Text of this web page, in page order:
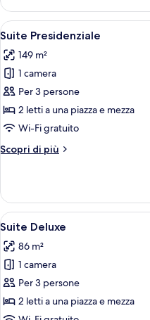
Deluxe
Apri
tutte
le
foto
per
Suite
Presidenziale
31
Suite Presidenziale
149 m²
1 camera
Per 3 persone
2 letti a una piazza e mezza
Wi-Fi gratuito
Scopri di più
Altri
Presidenziale
Apri
tutte
le
foto
per
Suite
Deluxe
8
Suite Deluxe
86 m²
1 camera
Per 3 persone
2 letti a una piazza e mezza